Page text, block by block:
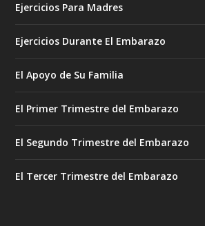
Ejercicios Para Madres
Ejercicios Durante El Embarazo
El Apoyo de Su Familia
El Primer Trimestre del Embarazo
El Segundo Trimestre del Embarazo
El Tercer Trimestre del Embarazo